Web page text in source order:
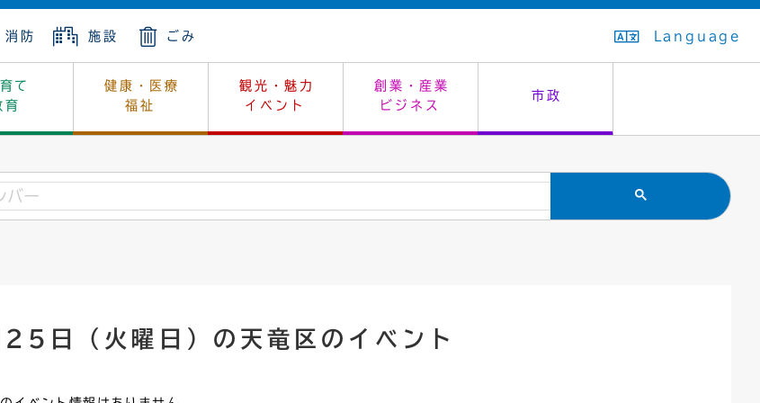
消防 施設 ごみ Language
て
育
健康・医療
福祉
観光・魅力
イベント
創業・産業
ビジネス
市政
上下水道 生活排水
消費生活 市民安全
住所変更
生涯学習 教育委員会
幼稚園一覧 入学式・卒業式
休日当番医 救急・夜間診療
保健所 感染症
レジャー・スポーツ 施設予約（まつぼっくり）
はじめよう、ハマライフ はたちの集い
ラル 土地 指定管理者制度
環境対策 公共事業の技術監理
市長の部屋 議会
選挙 オープンデータ
報 監査
日（火曜日）の天竜区のイベント